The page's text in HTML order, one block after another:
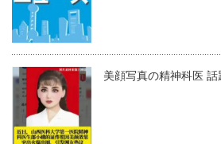
美顔写真の精神科医 話